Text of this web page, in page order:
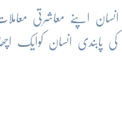
اپنے معاشرتی
انسان کوایک